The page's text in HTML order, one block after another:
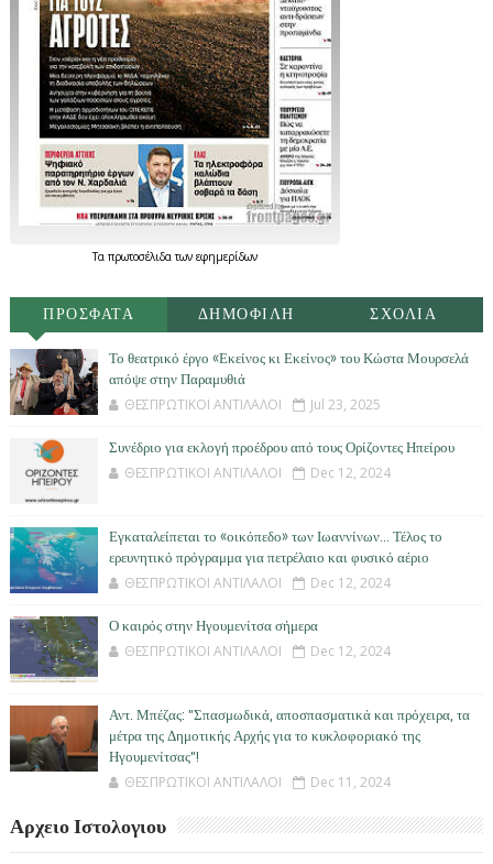
Τα πρωτοσέλιδατων εφημερίδων
ΠΡΟΣΦΑΤΑ ΔΗΜΟΦΙΛΗ ΣΧΟΛΙΑ
Το θεατρικό έργο «Εκείνος κι Εκείνος» του Κώστα Μουρσελά
απόψε στην Παραμυθιά
ΘΕΣΠΡΩΤΙΚΟΙ ΑΝΤΙΛΑΛΟΙ Jul 23, 2025
Συνέδριο για εκλογή προέδρου από τους Ορίζοντες Ηπείρου
ΘΕΣΠΡΩΤΙΚΟΙ ΑΝΤΙΛΑΛΟΙ Dec 12, 2024
Εγκαταλείπεται το «οικόπεδο» των Ιωαννίνων… Τέλος το
ερευνητικό πρόγραμμα για πετρέλαιο και φυσικό αέριο
ΘΕΣΠΡΩΤΙΚΟΙ ΑΝΤΙΛΑΛΟΙ Dec 12, 2024
Ο καιρός στην Ηγουμενίτσα σήμερα
ΘΕΣΠΡΩΤΙΚΟΙ ΑΝΤΙΛΑΛΟΙ Dec 12, 2024
Αντ. Μπέζας: "Σπασμωδικά, αποσπασματικά και πρόχειρα, τα
μέτρα της Δημοτικής Αρχής για το κυκλοφοριακό της
Ηγουμενίτσας"!
ΘΕΣΠΡΩΤΙΚΟΙ ΑΝΤΙΛΑΛΟΙ Dec 11, 2024
Αρχειο Ιστολογιου